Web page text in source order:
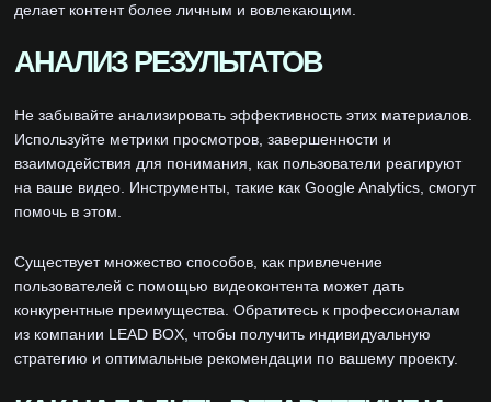
делает контент более личным и вовлекающим.
АНАЛИЗ РЕЗУЛЬТАТОВ
Не забывайте анализировать эффективность этих материалов.
Используйте метрики просмотров, завершенности и
взаимодействия для понимания, как пользователи реагируют
на ваше видео. Инструменты, такие как Google Analytics, смогут
помочь в этом.
Существует множество способов, как привлечение
пользователей с помощью видеоконтента может дать
конкурентные преимущества. Обратитесь к профессионалам
из компании LEAD BOX, чтобы получить индивидуальную
стратегию и оптимальные рекомендации по вашему проекту.